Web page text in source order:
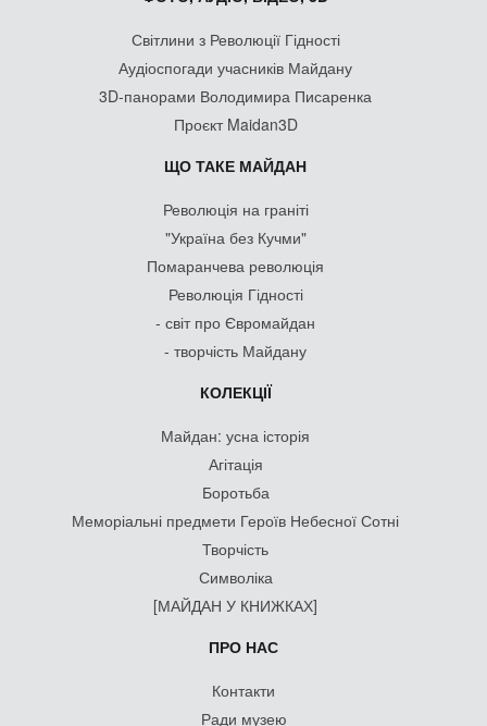
Світлини з Революції Гідності
Аудіоспогади учасників Майдану
3D-панорами Володимира Писаренка
Проєкт Maidan3D
ЩО ТАКЕ МАЙДАН
Революція на граніті
"Україна без Кучми"
Помаранчева революція
Революція Гідності
- світ про Євромайдан
- творчість Майдану
КОЛЕКЦІЇ
Майдан: усна історія
Агітація
Боротьба
Меморіальні предмети Героїв Небесної Сотні
Творчість
Символіка
[МАЙДАН У КНИЖКАХ]
ПРО НАС
Контакти
Ради музею